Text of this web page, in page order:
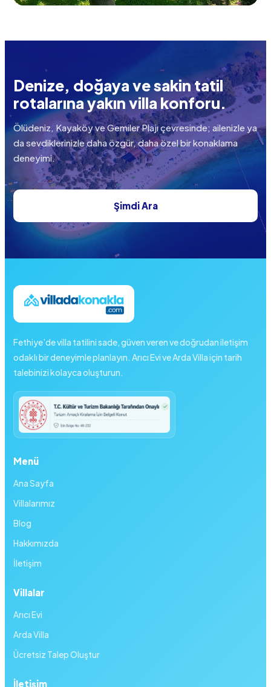
Denize, doğaya ve sakin tatil
rotalarına yakın villa konforu.
Ölüdeniz, Kayaköy ve Gemiler Plajı çevresinde; ailenizle ya
da sevdiklerinizle daha özgür, daha özel bir konaklama
deneyimi.
Şimdi Ara
Fethiye’de villa tatilini sade, güven veren ve doğrudan iletişim
odaklı bir deneyimle planlayın. Arıcı Evi ve Arda Villa için tarih
talebinizi kolayca oluşturun.
Menü
Ana Sayfa
Villalarımız
Blog
Hakkımızda
İletişim
Villalar
Arıcı Evi
Arda Villa
Ücretsiz Talep Oluştur
İletişim